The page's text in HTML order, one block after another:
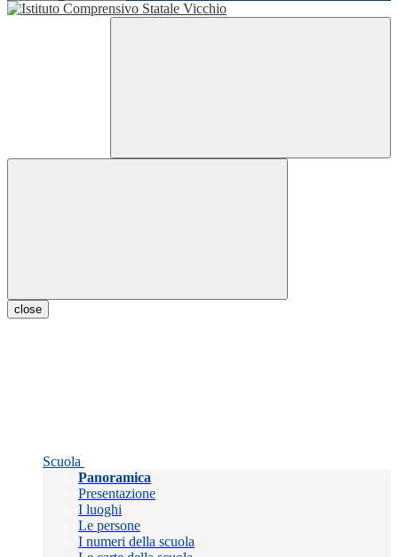
close
Scuola
Panoramica
Presentazione
I luoghi
Le persone
I numeri della scuola